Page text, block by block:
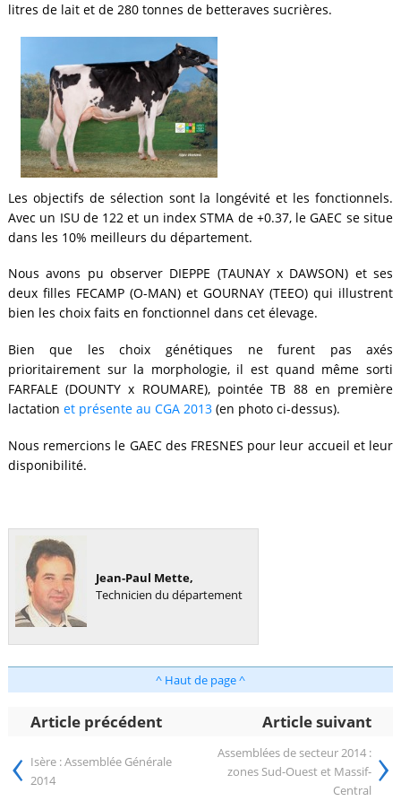
litres de lait et de 280 tonnes de betteraves sucrières.
Les objectifs de sélection sont la longévité et les fonctionnels.
Avec un ISU de 122 et un index STMA de +0.37, le GAEC se situe
dans les 10% meilleurs du département.
Nous avons pu observer DIEPPE (TAUNAY x DAWSON) et ses
deux filles FECAMP (O-MAN) et GOURNAY (TEEO) qui illustrent
bien les choix faits en fonctionnel dans cet élevage.
Bien que les choix génétiques ne furent pas axés
prioritairement sur la morphologie, il est quand même sorti
FARFALE (DOUNTY x ROUMARE), pointée TB 88 en première
lactation et présente au CGA 2013(en photo ci-dessus).
Nous remercions le GAEC des FRESNES pour leur accueil et leur
disponibilité.
Jean-Paul Mette,
Technicien du département
^ Haut de page ^
Article précédent Article suivant
‹ Isère : Assemblée Générale
2014
Assemblées de secteur 2014 :
zones Sud-Ouest et Massif-
Central ›